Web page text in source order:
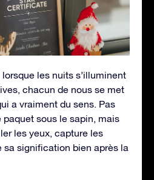
les nuits s’illuminent
chacun de nous se met
a vraiment du sens. Pas
sous le sapin, mais
les yeux, capture les
sa signification bien après la